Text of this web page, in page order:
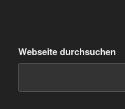
Webseite durchsuchen